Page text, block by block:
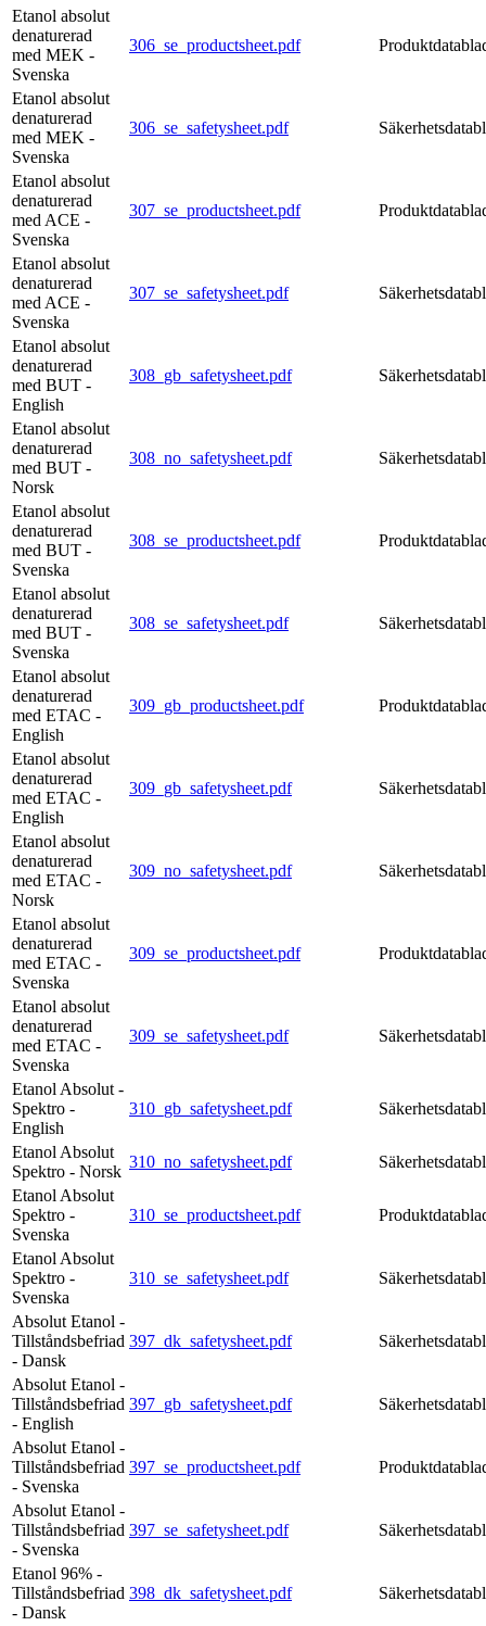
Etanol absolut
denaturerad
med MEK -
Svenska
306_se_productsheet.pdf
Etanol absolut
denaturerad
med MEK -
Svenska
306_se_safetysheet.pdf
Etanol absolut
denaturerad
med ACE -
Svenska
307_se_productsheet.pdf
Etanol absolut
denaturerad
med ACE -
Svenska
307_se_safetysheet.pdf
Etanol absolut
denaturerad
med BUT -
English
308_gb_safetysheet.pdf
Etanol absolut
denaturerad
med BUT -
Norsk
308_no_safetysheet.pdf
Etanol absolut
denaturerad
med BUT -
Svenska
308_se_productsheet.pdf
Etanol absolut
denaturerad
med BUT -
Svenska
308_se_safetysheet.pdf
Etanol absolut
denaturerad
med ETAC -
English
309_gb_productsheet.pdf
Etanol absolut
denaturerad
med ETAC -
English
309_gb_safetysheet.pdf
Etanol absolut
denaturerad
med ETAC -
Norsk
309_no_safetysheet.pdf
Etanol absolut
denaturerad
med ETAC -
Svenska
309_se_productsheet.pdf
Etanol absolut
denaturerad
med ETAC -
Svenska
309_se_safetysheet.pdf
Etanol Absolut -
Spektro -
English
310_gb_safetysheet.pdf
Etanol Absolut
Spektro - Norsk
310_no_safetysheet.pdf
Etanol Absolut
Spektro -
Svenska
310_se_productsheet.pdf
Etanol Absolut
Spektro -
Svenska
310_se_safetysheet.pdf
Absolut Etanol -
Tillståndsbefriad
- Dansk
397_dk_safetysheet.pdf
Absolut Etanol -
Tillståndsbefriad
- English
397_gb_safetysheet.pdf
Absolut Etanol -
Tillståndsbefriad
- Svenska
397_se_productsheet.pdf
Absolut Etanol -
Tillståndsbefriad
- Svenska
397_se_safetysheet.pdf
Etanol 96% -
Tillståndsbefriad
- Dansk
398_dk_safetysheet.pdf